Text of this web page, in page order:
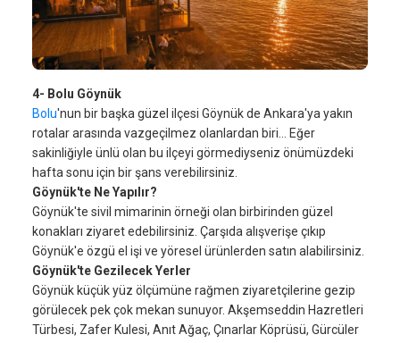
4- Bolu Göynük
Bolu'nun bir başka güzel ilçesi Göynük de Ankara'ya yakın
rotalar arasında vazgeçilmez olanlardan biri… Eğer
sakinliğiyle ünlü olan bu ilçeyi görmediyseniz önümüzdeki
hafta sonu için bir şans verebilirsiniz.
Göynük'te Ne Yapılır?
Göynük'te sivil mimarinin örneği olan birbirinden güzel
konakları ziyaret edebilirsiniz. Çarşıda alışverişe çıkıp
Göynük'e özgü el işi ve yöresel ürünlerden satın alabilirsiniz.
Göynük'te Gezilecek Yerler
Göynük küçük yüz ölçümüne rağmen ziyaretçilerine gezip
görülecek pek çok mekan sunuyor. Akşemseddin Hazretleri
Türbesi, Zafer Kulesi, Anıt Ağaç, Çınarlar Köprüsü, Gürcüler